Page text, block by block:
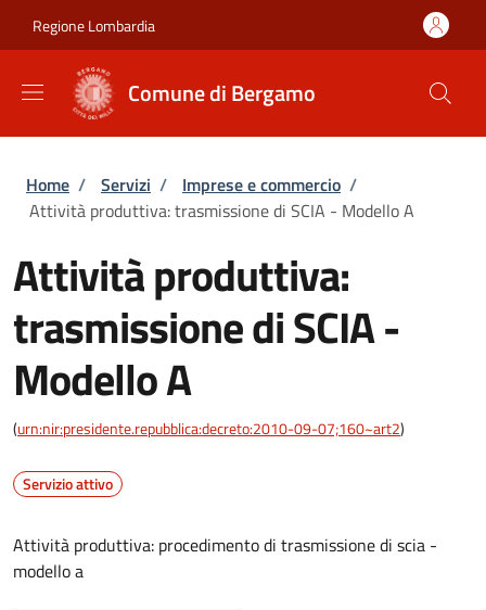
Regione Lombardia
Comune di Bergamo
Briciole di pane
Home / Servizi / Imprese e commercio /
Attività produttiva: trasmissione di SCIA - Modello A
Attività produttiva:
trasmissione di SCIA -
Modello A
(urn:nir:presidente.repubblica:decreto:2010-09-07;160~art2)
Servizio attivo
Attività produttiva: procedimento di trasmissione di scia -
modello a